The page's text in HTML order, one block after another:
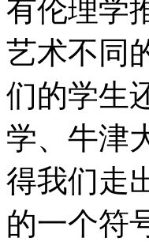
有伦理学
艺术不同
们的学生
学、牛津
得我们走
的一个符